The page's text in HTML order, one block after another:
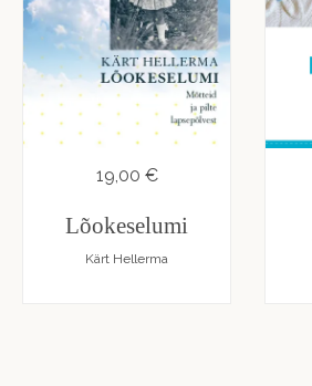
19,00 €
Lõokeselumi
Kärt Hellerma